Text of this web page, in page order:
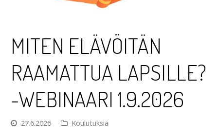
MITEN ELÄVÖITÄN
RAAMATTUA LAPSILLE?
-WEBINAARI 1.9.2026
27.6.2026 Koulutuksia